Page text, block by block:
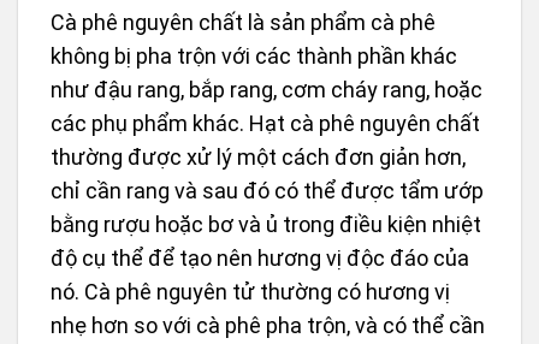
Cà phê nguyên chất là sản phẩm cà phê
không bị pha trộn với các thành phần khác
như đậu rang, bắp rang, cơm cháy rang, hoặc
các phụ phẩm khác. Hạt cà phê nguyên chất
thường được xử lý một cách đơn giản hơn,
chỉ cần rang và sau đó có thể được tẩm ướp
bằng rượu hoặc bơ và ủ trong điều kiện nhiệt
độ cụ thể để tạo nên hương vị độc đáo của
nó. Cà phê nguyên tử thường có hương vị
nhẹ hơn so với cà phê pha trộn, và có thể cần